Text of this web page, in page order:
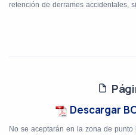
retención de derrames accidentales,
Descargar
No se aceptarán en la zona de